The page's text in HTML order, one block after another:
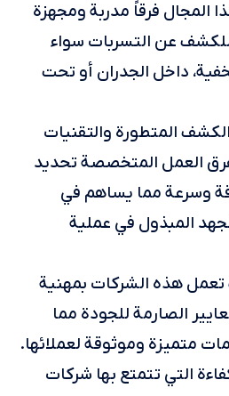
المجال فرقاً مدربة ومجهزة
عن التسربات سواء
داخل الجدران أو تحت
المتطورة والتقنيات
العمل المتخصصة تحديد
وسرعة مما يساهم في
المبذول في عملية
تعمل هذه الشركات بمهنية
الصارمة للجودة مما
متميزة وموثوقة لعملائها.
التي تتمتع بها شركات